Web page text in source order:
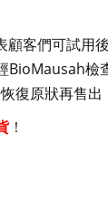
顧客們可試用
BioMausah檢
復原狀再售
！